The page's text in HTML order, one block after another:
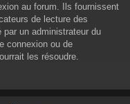
au forum. Ils fournissent
de lecture des
un administrateur du
connexion ou de
les résoudre.